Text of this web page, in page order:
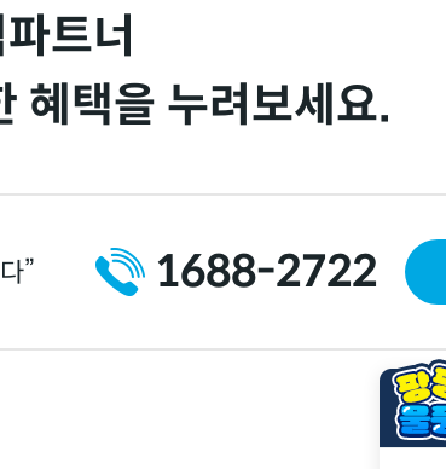
트너
혜택을 누려보세요.
1688-2722